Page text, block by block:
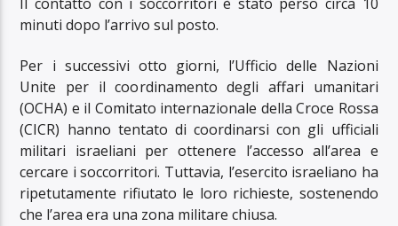
minuti dopo l’arrivo sul posto.
Per i successivi otto giorni, l’Ufficio delle Nazioni
Unite per il coordinamento degli affari umanitari
(OCHA) e il Comitato internazionale della Croce Rossa
(CICR) hanno tentato di coordinarsi con gli ufficiali
militari israeliani per ottenere l’accesso all’area e
cercare i soccorritori. Tuttavia, l’esercito israeliano ha
ripetutamente rifiutato le loro richieste, sostenendo
che l’area era una zona militare chiusa.